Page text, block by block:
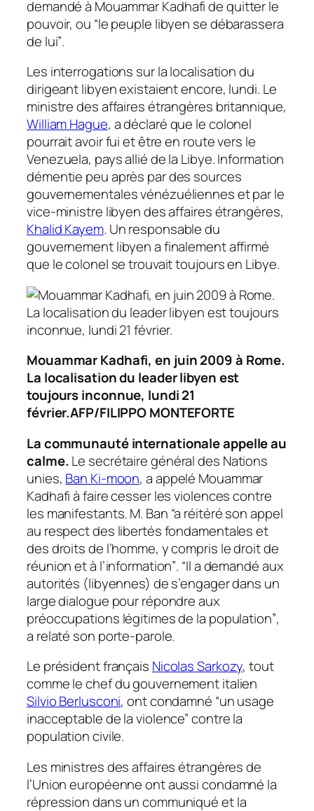
demandé à Mouammar Kadhafi de quitter le
pouvoir, ou “le peuple libyen se débarassera
de lui”.
Les interrogations sur la localisation du
dirigeant libyen existaient encore, lundi. Le
ministre des affaires étrangères britannique,
William Hague, a déclaré que le colonel
pourrait avoir fui et être en route vers le
Venezuela, pays allié de la Libye. Information
démentie peu après par des sources
gouvernementales vénézuéliennes et par le
vice-ministre libyen des affaires étrangères,
Khalid Kayem. Un responsable du
gouvernement libyen a finalement affirmé
que le colonel se trouvait toujours en Libye.
Mouammar Kadhafi, en juin 2009 à Rome.
La localisation du leader libyen est
toujours inconnue, lundi 21
février.AFP/FILIPPO MONTEFORTE
La communauté internationale appelle au
calme. Le secrétaire général des Nations
unies, Ban Ki-moon, a appelé Mouammar
Kadhafi à faire cesser les violences contre
les manifestants. M. Ban “a réitéré son appel
au respect des libertés fondamentales et
des droits de l’homme, y compris le droit de
réunion et à l’information”. “Il a demandé aux
autorités (libyennes) de s’engager dans un
large dialogue pour répondre aux
préoccupations légitimes de la population”,
a relaté son porte-parole.
Le président français Nicolas Sarkozy, tout
comme le chef du gouvernement italien
Silvio Berlusconi, ont condamné “un usage
inacceptable de la violence”contre la
population civile.
Les ministres des affaires étrangères de
l’Union européenne ont aussi condamné la
répression dans un communiqué et la